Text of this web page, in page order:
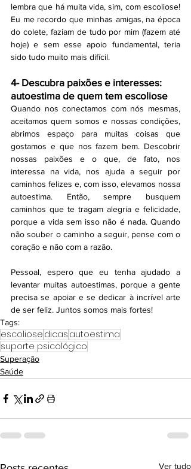
lembra que há muita vida, sim, com escoliose!
Eu me recordo que minhas amigas, na época
do colete, faziam de tudo por mim (fazem até
hoje) e sem esse apoio fundamental, teria
sido tudo muito mais difícil.
4- Descubra paixões e interesses:
autoestima de quem tem escoliose
Quando nos conectamos com nós mesmas,
aceitamos quem somos e nossas condições,
abrimos espaço para muitas coisas que
gostamos e que nos fazem bem. Descobrir
nossas paixões e o que, de fato, nos
interessa na vida, nos ajuda a seguir por
caminhos felizes e, com isso, elevamos nossa
autoestima. Então, sempre busquem
caminhos que te tragam alegria e felicidade,
porque a vida sem isso não é nada. Quando
não souber o caminho a seguir, pense com o
coração e não com a razão.
Pessoal, espero que eu tenha ajudado a
levantar muitas autoestimas, porque a gente
precisa se apoiar e se dedicar à incrível arte
de ser feliz. Juntos somos mais fortes!
Tags:
escoliose dicas autoestima
suporte psicológico
Superação
Saúde
Ver tudo